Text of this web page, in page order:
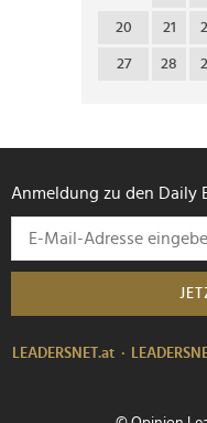
20 21
27 28
Anmeldung zu den Daily
LEADERSNET.at